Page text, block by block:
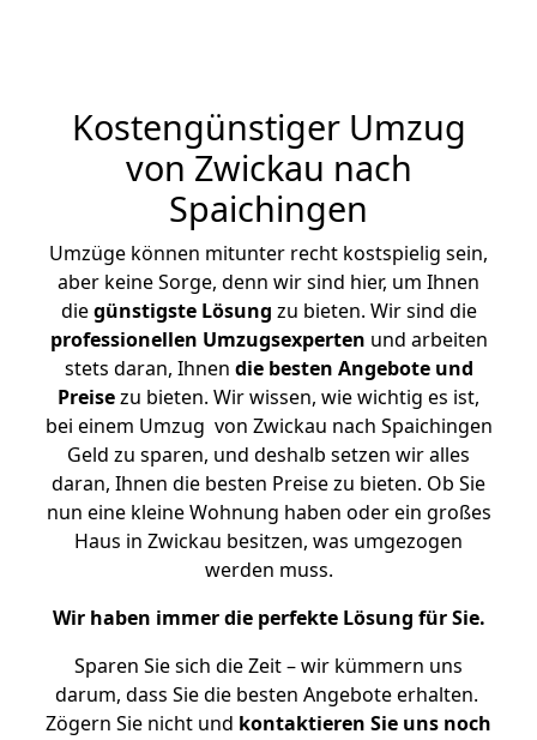
Kostengünstiger Umzug
von Zwickau nach
Spaichingen
Umzüge können mitunter recht kostspielig sein,
aber keine Sorge, denn wir sind hier, um Ihnen
diegünstigste Lösung zu bieten. Wir sind die
professionellen Umzugsexperten und arbeiten
stets daran, Ihnen die besten Angebote und
Preisezu bieten. Wir wissen, wie wichtig es ist,
bei einem Umzug von Zwickau nach Spaichingen
Geld zu sparen, und deshalb setzen wir alles
daran, Ihnen die besten Preise zu bieten. Ob Sie
nun eine kleine Wohnung haben oder ein großes
Haus in Zwickau besitzen, was umgezogen
werden muss.
Wir haben immer die perfekte Lösung für Sie.
Sparen Sie sich die Zeit – wir kümmern uns
darum, dass Sie die besten Angebote erhalten.
Zögern Sie nicht und kontaktieren Sie uns noch